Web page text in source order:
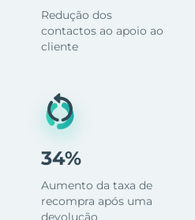
Redução dos
contactos ao apoio ao
cliente
34%
Aumento da taxa de
recompra após uma
devolução